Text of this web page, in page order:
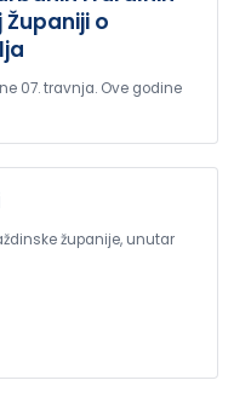
o
07. travnja. Ove godine
županije, unutar